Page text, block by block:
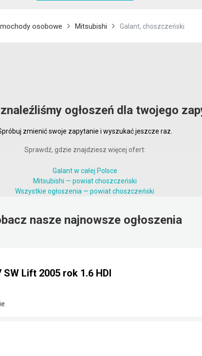
osobowe Mitsubishi Galant, choszczeński
ogłoszeń dla twojego
zmienić swoje zapytanie i wyszukać jeszcze raz.
Sprawdź, gdzie znajdziesz więcej ofert:
Galant w całej Polsce
Mitsubishi — powiat choszczeński
Wszystkie ogłoszenia — powiat choszczeński
nasze najnowsze ogłoszenia
Lift 2005 rok 1.6 HDI